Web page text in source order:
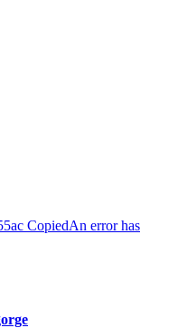
CopiedAn error has